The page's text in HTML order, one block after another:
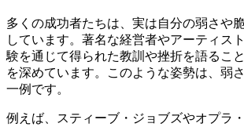
多くの成功者たちは、実は自分の弱さや
しています。著名な経営者やアーティス
験を通じて得られた教訓や挫折を語るこ
を深めています。このような姿勢は、弱
一例です。
例えば、スティーブ・ジョブズやオプラ